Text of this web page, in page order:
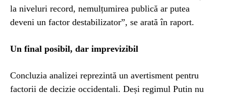
la niveluri record, nemulțumirea publică ar putea
deveni un factor destabilizator”, se arată în raport.
Un final posibil, dar imprevizibil
Concluzia analizei reprezintă un avertisment pentru
factorii de decizie occidentali. Deși regimul Putin nu